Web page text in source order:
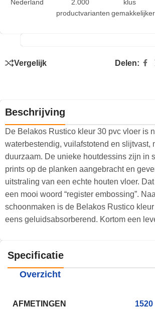
Nederland
2.000
productvarianten
klus
gemakkelijker
Vergelijk Delen:
Beschrijving
De Belakos Rustico kleur 30 pvc vloer is
waterbestendig, vuilafstotend en slijtvast,
duurzaam. De unieke houtdessins zijn in
prints op de planken aangebracht en
uitstraling van een echte houten vloer.
een mooi woord “register embossing”.
schoonmaken is de Belakos Rustico
eens geluidsabsorberend. Kortom een
Specificatie
Overzicht
AFMETINGEN 1520